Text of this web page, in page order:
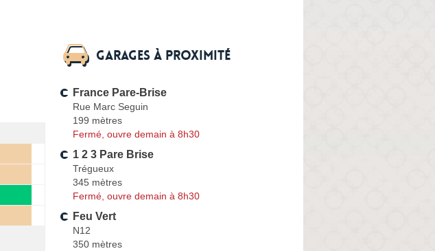
Garages à proximité
France Pare-Brise
Rue Marc Seguin
199 mètres
Fermé, ouvre demain à 8h30
1 2 3 Pare Brise
Trégueux
345 mètres
Fermé, ouvre demain à 8h30
Feu Vert
N12
350 mètres